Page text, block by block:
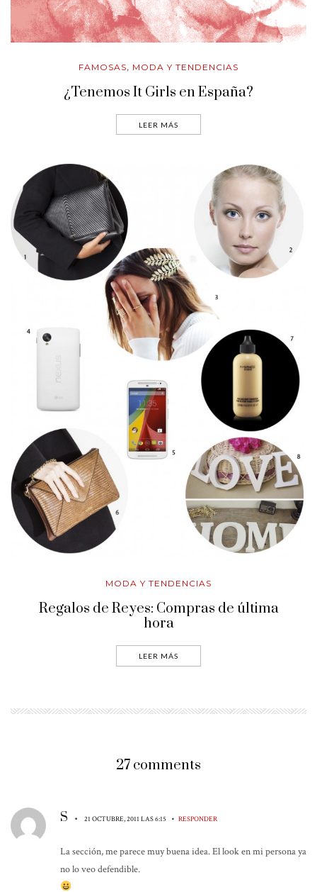
FAMOSAS, MODA Y TENDENCIAS
¿Tenemos It Girls en España?
LEER MÁS
MODA Y TENDENCIAS
Regalos de Reyes: Compras de última
hora
LEER MÁS
27 comments
S • 21 OCTUBRE, 2011 LAS 6:15 • RESPONDER
La sección, me parece muy buena idea. El look en mi persona ya
no lo veo defendible.